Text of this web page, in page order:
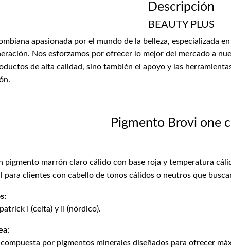
Descripción
BEAUTY PLUS
apasionada por el mundo de la belleza, especializada
Nos esforzamos por ofrecer lo mejor del mercado a
de alta calidad, sino también el apoyo y las
Pigmento Brovi one
pigmento marrón claro cálido con base roja y temperatura
para clientes con cabello de tonos cálidos o neutros que
I (celta) y II (nórdico).
por pigmentos minerales diseñados para ofrecer